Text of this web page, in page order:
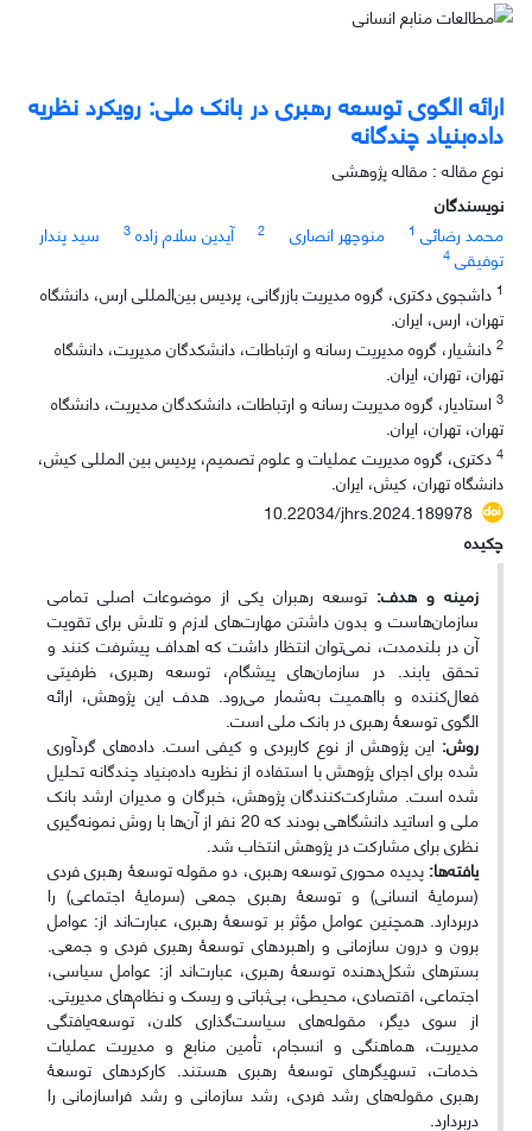
ارائه الگوی توسعه رهبری در بانک ملی: رویکرد نظریه
داده‌بنیاد چندگانه
نوع مقاله : مقاله پژوهشی
نویسندگان
محمد رضائی 1 منوچهر انصاری 2 آیدین سلام زاده 3
سید پندار
توفیقی 4
1 داشجوی دکتری، گروه مدیریت بازرگانی، پردیس بین‌المللی ارس، دانشگاه
تهران، ارس، ایران.
2 دانشیار، گروه مدیریت رسانه و ارتباطات، دانشکدگان مدیریت، دانشگاه
تهران، تهران، ایران.
3 استادیار، گروه مدیریت رسانه و ارتباطات، دانشکدگان مدیریت، دانشگاه
تهران، تهران، ایران.
4 دکتری، گروه مدیریت عملیات و علوم تصمیم، پردیس بین المللی کیش،
دانشگاه تهران، کیش، ایران.
10.22034/jhrs.2024.189978
چکیده
زمینه و هدف: توسعه رهبران یکی از موضوعات اصلی تمامی
سازمان‌هاست و بدون داشتن مهارت‌های لازم و تلاش برای تقویت
آن در بلندمدت، نمی‌توان انتظار داشت که اهداف پیشرفت کنند و
تحقق یابند. در سازمان‌های پیشگام، توسعه رهبری، ظرفیتی
فعال‌کننده و بااهمیت به‌شمار می‌رود. هدف این پژوهش، ارائه
الگوی توسعۀ رهبری در بانک ملی است.
روش: این پژوهش از نوع کاربردی و کیفی است. داده‌های گردآوری
شده برای اجرای پژوهش با استفاده از نظریه داده‌بنیاد چندگانه تحلیل
شده است. مشارکت‌کنندگان پژوهش، خبرگان و مدیران ارشد بانک
ملی و اساتید دانشگاهی بودند که 20 نفر از آن‌ها با روش نمونه‌گیری
نظری برای مشارکت در پژوهش انتخاب شد.
یافته‌ها: پدیده محوری توسعه رهبری، دو مقوله توسعۀ رهبری فردی
(سرمایۀ انسانی) و توسعۀ رهبری جمعی (سرمایۀ اجتماعی) را
دربردارد. همچنین عوامل مؤثر بر توسعۀ رهبری، عبارت‌اند از: عوامل
برون و درون سازمانی و راهبردهای توسعۀ رهبری فردی و جمعی.
بسترهای شکل‌دهنده توسعۀ رهبری، عبارت‌اند از: عوامل سیاسی،
اجتماعی، اقتصادی، محیطی، بی‌ثباتی و ریسک و نظام‌های مدیریتی.
از سوی دیگر، مقوله‌های سیاست‌گذاری کلان، توسعه‌یافتگی
مدیریت، هماهنگی و انسجام، تأمین منابع و مدیریت عملیات
خدمات، تسهیگرهای توسعۀ رهبری هستند. کارکردهای توسعۀ
رهبری مقوله‌های رشد فردی، رشد سازمانی و رشد فراسازمانی را
دربردارد.